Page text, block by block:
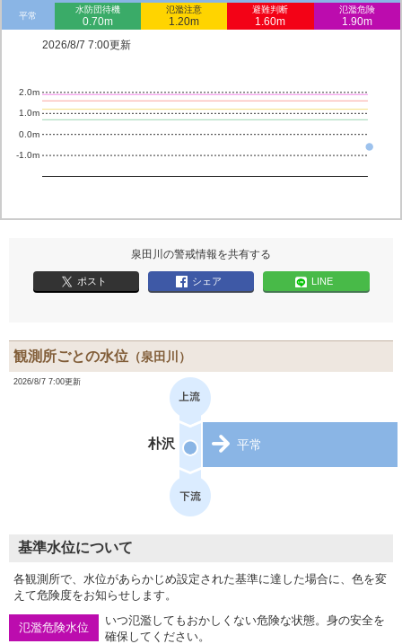
平常
水防団待機
0.70m
氾濫注意
1.20m
避難判断
1.60m
氾濫危険
1.90m
2026/8/7 7:00更新
-1.0m
0.0m
1.0m
2.0m
泉田川の警戒情報を共有する
ポスト シェア LINE
観測所ごとの水位 （泉田川）
2026/8/7 7:00更新
朴沢 平常
基準水位について
各観測所で、水位があらかじめ設定された基準に達した場合に、色を変
えて危険度をお知らせします。
氾濫危険水位
いつ氾濫してもおかしくない危険な状態。身の安全を
確保してください。